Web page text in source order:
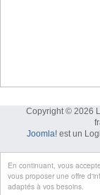
En continuant, vous
vous proposer une offre
adaptés à vos besoins.
Copyright © 2026
Joomla!est un